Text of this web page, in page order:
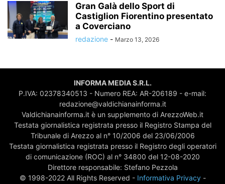
Gran Galà dello Sport di
Castiglion Fiorentino presentato
a Coverciano
redazione - Marzo 13, 2026
INFORMA MEDIA S.R.L.
P.IVA: 02378340513 - Numero REA: AR-206189 - e-mail:
redazione@valdichianainforma.it
Valdichianainforma.it è un supplemento di ArezzoWeb.it
Testata giornalistica registrata presso il Registro Stampa del
Tribunale di Arezzo al n° 10/2006 del 23/06/2006
Testata giornalistica registrata presso il Registro degli operatori
di comunicazione (ROC) al n° 34800 del 12-08-2020
Direttore responsabile: Stefano Pezzola
© 1998-2022 All Rights Reserved - Informativa Privacy-